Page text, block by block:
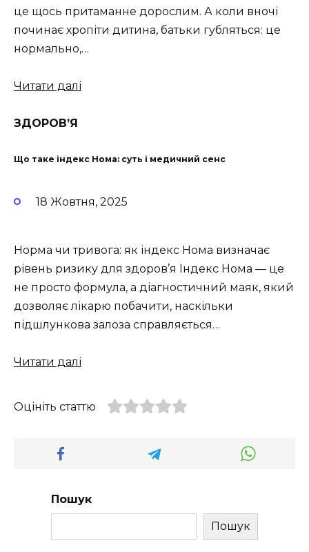
це щось притаманне дорослим. А коли вночі
починає хропіти дитина, батьки губляться: це
нормально,…
Читати далі
ЗДОРОВ’Я
Що таке індекс Нома: суть і медичний сенс
18 Жовтня, 2025
Норма чи тривога: як індекс Нома визначає
рівень ризику для здоров’я Індекс Нома — це
не просто формула, а діагностичний маяк, який
дозволяє лікарю побачити, наскільки
підшлункова залоза справляється…
Читати далі
Оцініть статтю
Пошук
Пошук